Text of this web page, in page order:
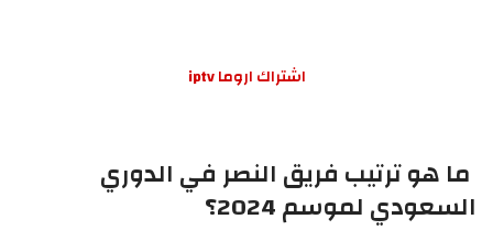
اشتراك اروما iptv
ما هو ترتيب فريق النصر في الدوري
السعودي لموسم 2024؟